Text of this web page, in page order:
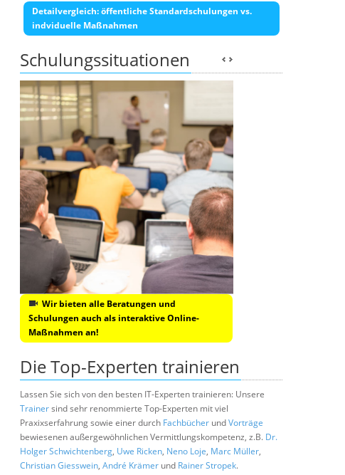
Detailvergleich: öffentliche Standardschulungen vs.
indviduelle Maßnahmen
Schulungssituationen
Wir bieten alle Beratungen und
Schulungen auch als interaktive Online-
Maßnahmen an!
Die Top-Experten trainieren
Lassen Sie sich von den besten IT-Experten trainieren: Unsere
Trainersind sehr renommierte Top-Experten mit viel
Praxixserfahrung sowie einer durch Fachbücher undVorträge
bewiesenen außergewöhnlichen Vermittlungskompetenz, z.B. Dr.
Holger Schwichtenberg, Uwe Ricken, Neno Loje, Marc Müller,
Christian Giesswein, André Krämer und Rainer Stropek.